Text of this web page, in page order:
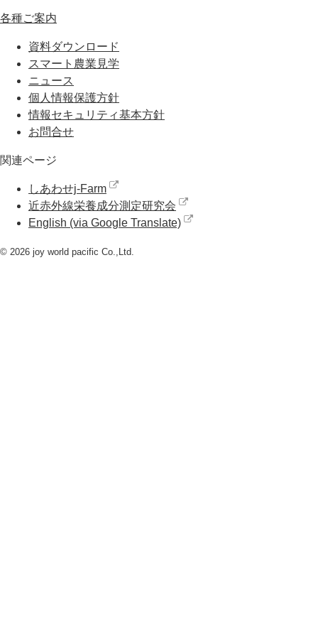
各種ご案内
資料ダウンロード
スマート農業見学
ニュース
個人情報保護方針
情報セキュリティ基本方針
お問合せ
関連ページ
しあわせj-Farm
近赤外線栄養成分測定研究会
English (via Google Translate)
© 2026 joy world pacific Co.,Ltd.